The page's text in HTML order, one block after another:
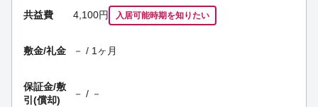
共益費 4,100円 入居可能時期を知りたい
敷金/礼金 － / 1ヶ月
保証金/敷
引(償却)
－ / －